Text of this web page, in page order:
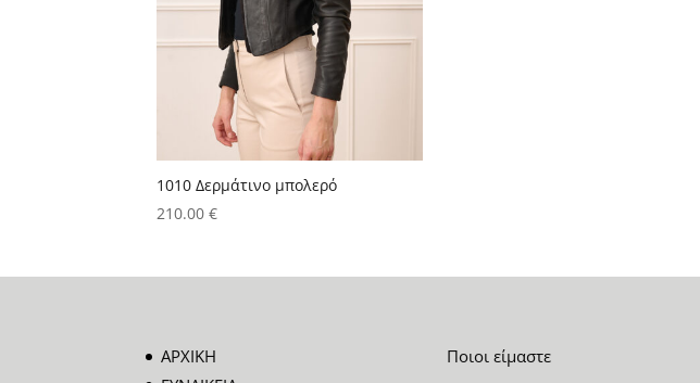
1010 Δερμάτινο μπολερό
210.00€
ΑΡΧΙΚΗ
Ποιοι είμαστε